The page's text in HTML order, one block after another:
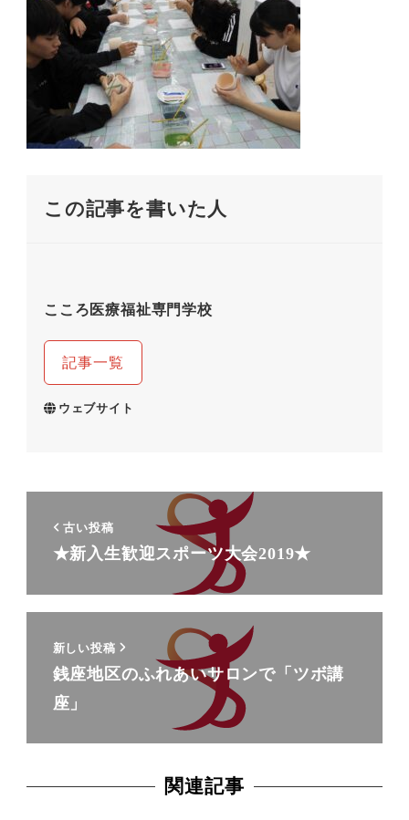
この記事を書いた人
こころ医療福祉専門学校
記事一覧
ウェブサイト
古い投稿
★新入生歓迎スポーツ大会2019★
新しい投稿
銭座地区のふれあいサロンで「ツボ講
座」
関連記事